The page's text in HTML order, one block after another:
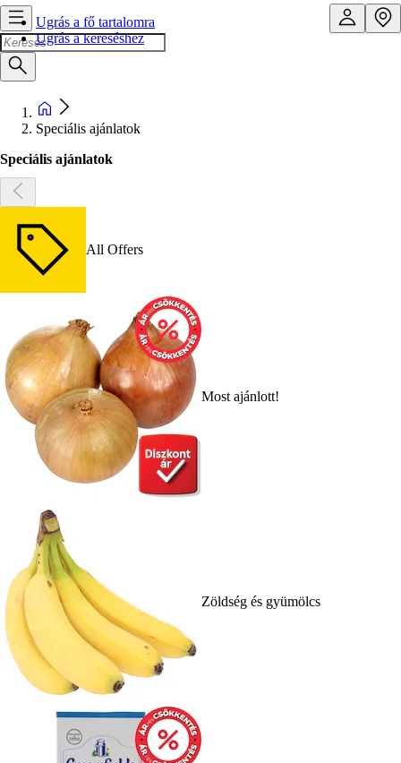
Ugrás a fő tartalomra
Ugrás a kereséshez
Speciális ajánlatok
Speciális ajánlatok
All Offers
Most ajánlott!
Zöldség és gyümölcs